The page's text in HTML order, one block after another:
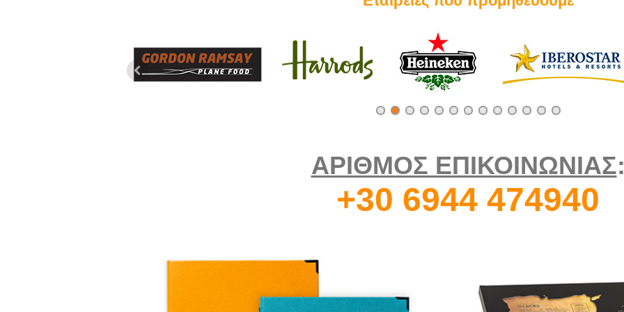
ΑΡΙΘΜΟΣ ΕΠΙΚΟΙΝΩΝΙΑΣ
+30 6944 474940